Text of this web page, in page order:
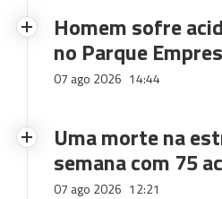
Homem sofre
no Parque
07 ago 2026 14:44
Uma morte na
semana com 75
07 ago 2026 12:21